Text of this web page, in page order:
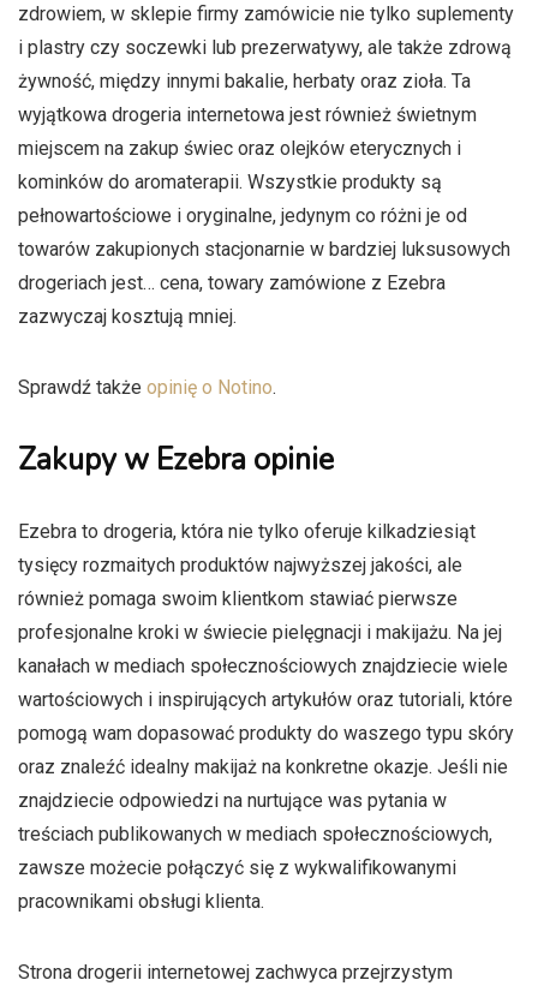
zdrowiem, w sklepie firmy zamówicie nie tylko suplementy
i plastry czy soczewki lub prezerwatywy, ale także zdrową
żywność, między innymi bakalie, herbaty oraz zioła. Ta
wyjątkowa drogeria internetowa jest również świetnym
miejscem na zakup świec oraz olejków eterycznych i
kominków do aromaterapii. Wszystkie produkty są
pełnowartościowe i oryginalne, jedynym co różni je od
towarów zakupionych stacjonarnie w bardziej luksusowych
drogeriach jest… cena, towary zamówione z Ezebra
zazwyczaj kosztują mniej.
Sprawdź także opinię o Notino.
Zakupy w Ezebra opinie
Ezebra to drogeria, która nie tylko oferuje kilkadziesiąt
tysięcy rozmaitych produktów najwyższej jakości, ale
również pomaga swoim klientkom stawiać pierwsze
profesjonalne kroki w świecie pielęgnacji i makijażu. Na jej
kanałach w mediach społecznościowych znajdziecie wiele
wartościowych i inspirujących artykułów oraz tutoriali, które
pomogą wam dopasować produkty do waszego typu skóry
oraz znaleźć idealny makijaż na konkretne okazje. Jeśli nie
znajdziecie odpowiedzi na nurtujące was pytania w
treściach publikowanych w mediach społecznościowych,
zawsze możecie połączyć się z wykwalifikowanymi
pracownikami obsługi klienta.
Strona drogerii internetowej zachwyca przejrzystym